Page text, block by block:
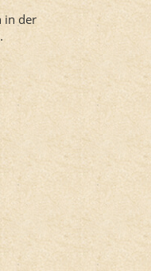
in der